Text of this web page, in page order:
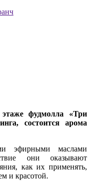
фудмолла «Три
состоится арома
эфирными маслами
они оказывают
как их применять,
и красотой.